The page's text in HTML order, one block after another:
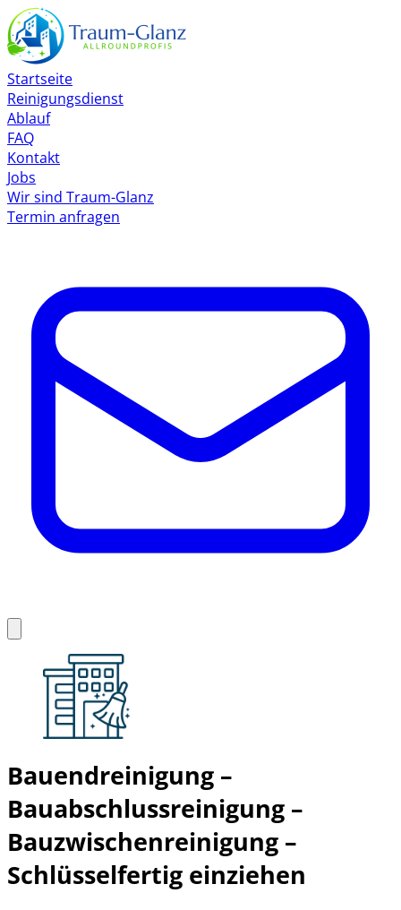
Startseite
Reinigungsdienst
Ablauf
FAQ
Kontakt
Jobs
Wir sind Traum-Glanz
Termin anfragen
Bauendreinigung –
Bauabschlussreinigung –
Bauzwischenreinigung –
Schlüsselfertig einziehen